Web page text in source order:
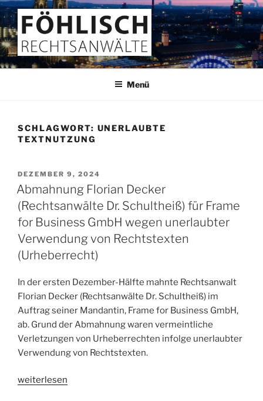
Zum
Inhalt
springen
FÖHLISCH
Rechtsanwälte
Menü
SCHLAGWORT: UNERLAUBTE
TEXTNUTZUNG
VERÖFFENTLICHT
AM
DEZEMBER 9, 2024
Abmahnung Florian Decker
(Rechtsanwälte Dr. Schultheiß) für Frame
for Business GmbH wegen unerlaubter
Verwendung von Rechtstexten
(Urheberrecht)
In der ersten Dezember-Hälfte mahnte Rechtsanwalt
Florian Decker (Rechtsanwälte Dr. Schultheiß) im
Auftrag seiner Mandantin, Frame for Business GmbH,
ab. Grund der Abmahnung waren vermeintliche
Verletzungen von Urheberrechten infolge unerlaubter
Verwendung von Rechtstexten.
„Abmahnung
weiterlesen